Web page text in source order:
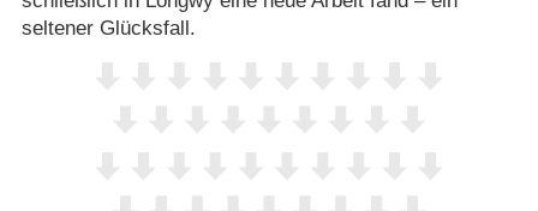
seltener Glücksfall.